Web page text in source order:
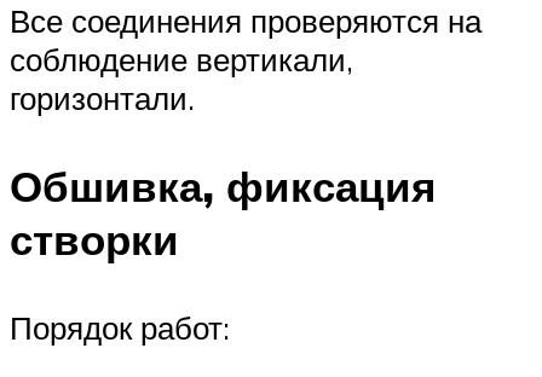
Все соединения проверяются на
соблюдение вертикали,
горизонтали.
Обшивка, фиксация
створки
Порядок работ: